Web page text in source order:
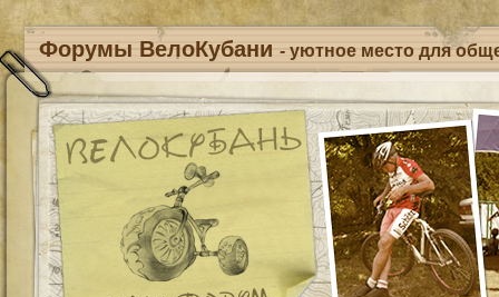
Форумы ВелоКубани - уютное место для